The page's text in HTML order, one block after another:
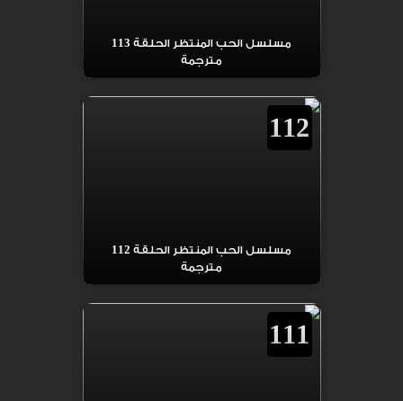
مسلسل الحب المنتظر الحلقة 113
مترجمة
112
مسلسل الحب المنتظر الحلقة 112
مترجمة
111